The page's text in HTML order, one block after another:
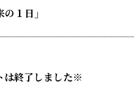
１日」
終了しました※